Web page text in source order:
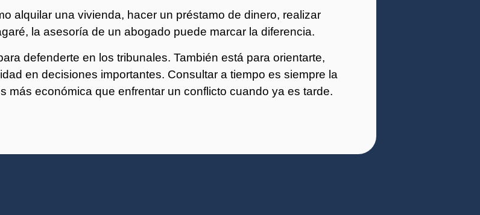
alquilar una vivienda, hacer un préstamo de dinero, realizar
la asesoría de un abogado puede marcar la diferencia.
defenderte en los tribunales. También está para orientarte,
en decisiones importantes. Consultar a tiempo es siempre la
más económica que enfrentar un conflicto cuando ya es tarde.